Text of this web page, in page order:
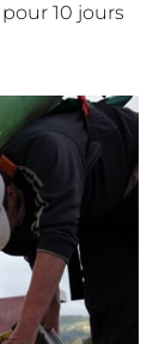
10 jours